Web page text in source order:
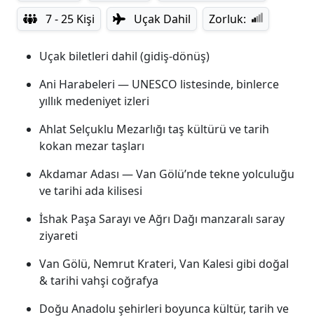
7 - 25 Kişi
Uçak Dahil Zorluk:
Uçak biletleri dahil (gidiş-dönüş)
Ani Harabeleri — UNESCO listesinde, binlerce
yıllık medeniyet izleri
Ahlat Selçuklu Mezarlığı taş kültürü ve tarih
kokan mezar taşları
Akdamar Adası — Van Gölü’nde tekne yolculuğu
ve tarihi ada kilisesi
İshak Paşa Sarayı ve Ağrı Dağı manzaralı saray
ziyareti
Van Gölü, Nemrut Krateri, Van Kalesi gibi doğal
& tarihi vahşi coğrafya
Doğu Anadolu şehirleri boyunca kültür, tarih ve